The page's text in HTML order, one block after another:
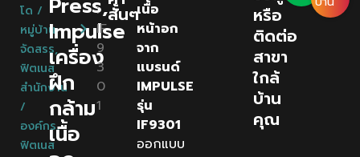
โด /
หมู่บ้าน
จัดสรร,
ฟิตเนส
สำนักงาน
/
องค์กร,
ฟิตเนส
Press,
Impulse
เครื่อง
ฝึก
กล้าม
เนื้อ
:
IF
9
3
0
1
สั้นๆเนื้อ
หน้าอก
จาก
แบรนด์
IMPULSE
รุ่น
IF9301
ออกแบบ
หรือ
ติดต่อ
สาขา
ใกล้
บ้าน
คุณ